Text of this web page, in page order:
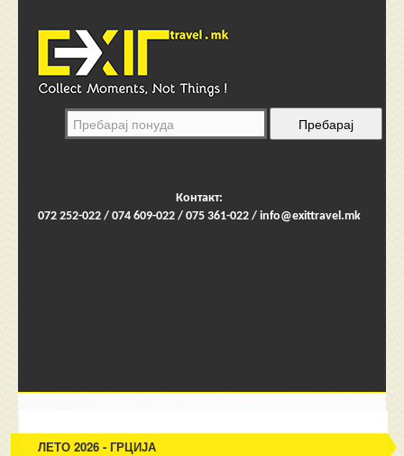
Контакт:
072 252-022 / 074 609-022 / 075 361-022 / info@exittravel.mk
ЛЕТО 2026 - ГРЦИЈА